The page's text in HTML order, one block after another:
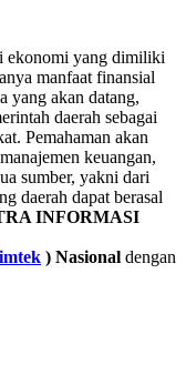
ekonomi yang dimiliki
manfaat finansial
yang akan datang,
daerah sebagai
Pemahaman akan
keuangan,
sumber, yakni dari
daerah dapat berasal
INFORMASI
) Nasional dengan